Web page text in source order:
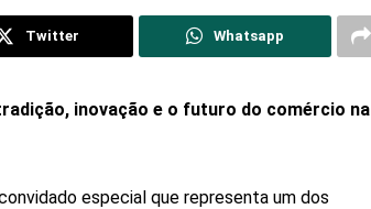
Twitter Whatsapp
inovação e o futuro do comércio na
especial que representa um dos